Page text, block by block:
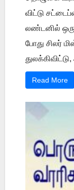
விட்டு
லண்டனில்
போது சிலர்
Read More